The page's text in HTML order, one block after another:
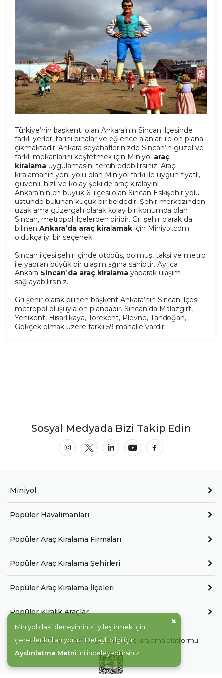
Türkiye’nin başkenti olan Ankara’nın Sincan ilçesinde
farklı yerler, tarihi binalar ve eğlence alanları ile ön plana
çıkmaktadır. Ankara seyahatlerinizde Sincan’ın güzel ve
farklı mekanlarını keşfetmek için Miniyol araç
kiralama uygulamasını tercih edebilirsiniz. Araç
kiralamanın yeni yolu olan Miniyol farkı ile uygun fiyatlı,
güvenli, hızlı ve kolay şekilde araç kiralayın!
Ankara’nın en büyük 6. ilçesi olan Sincan Eskişehir yolu
üstünde bulunan küçük bir beldedir. Şehir merkezinden
uzak ama güzergah olarak kolay bir konumda olan
Sincan, metropol ilçelerden biridir. Gri şehir olarak da
bilinen Ankara’da araç kiralamak için Miniyol.com
oldukça iyi bir seçenek.
Sincan ilçesi şehir içinde otobüs, dolmuş, taksi ve metro
ile yapılan büyük bir ulaşım ağına sahiptir. Ayrıca
Ankara Sincan’da araç kiralama yaparak ulaşım
sağlayabilirsiniz.
Gri şehir olarak bilinen başkent Ankara’nın Sincan ilçesi
metropol oluşuyla ön plandadır. Sincan’da Malazgirt,
Yenikent, Hisarlıkaya, Törekent, Plevne, Tandoğan,
Gökçek olmak üzere farklı 59 mahalle vardır.
Sosyal Medyada Bizi Takip Edin
Miniyol
Popüler Havalimanları
Popüler Araç Kiralama Firmaları
Popüler Araç Kiralama Şehirleri
Popüler Araç Kiralama İlçeleri
Popüler Kiralık Araçlar
Miniyol, Türkiye'nin en güvenilir araç kiralama platformu
Miniyol'daki deneyiminizi iyileştirmek için
çerezler kullanıyoruz. Detaylı bilgi için
Aydınlatma Metni ’ni inceleyebilirsiniz.